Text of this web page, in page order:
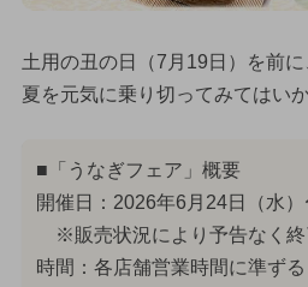
土用の丑の日（7月19日）を前
夏を元気に乗り切ってみてはい
■「うなぎフェア」概要
開催日：2026年6月24日（水）
※販売状況により予告なく終
時間：各店舗営業時間に準ずる